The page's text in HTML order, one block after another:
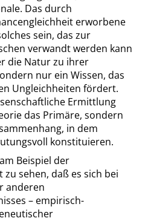
Das durch
erworbene
sein, das zur
verwandt werden kann
die Natur zu ihrer
nur ein Wissen, das
Ungleichheiten fördert.
Ermittlung
das Primäre, sondern
in dem
konstituieren.
Beispiel der
sehen, daß es sich bei
anderen
– empirisch-